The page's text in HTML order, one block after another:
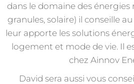
dans le domaine des énergies
granules, solaire) il conseille
leur apporte les solutions
logement et mode de vie. Il
chez Ainnov
David sera aussi vous